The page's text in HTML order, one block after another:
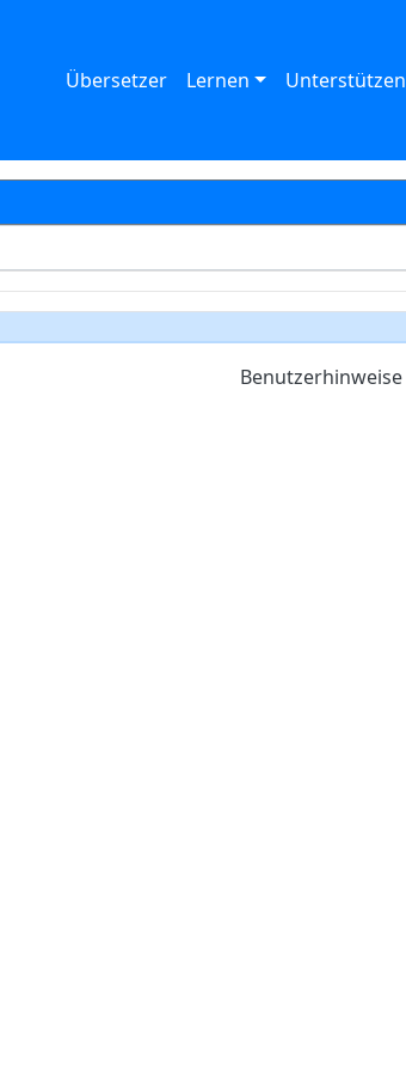
Übersetzer Lernen Unterstützen
Benutzerhinweise